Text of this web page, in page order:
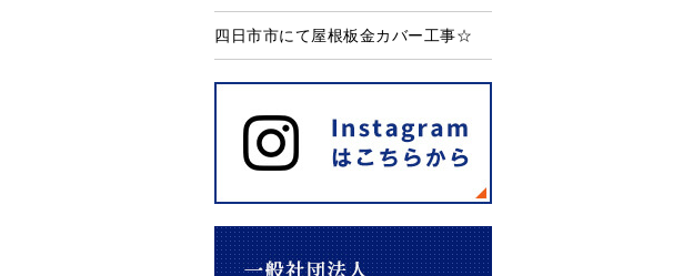
四日市市にて屋根板金カバー工事☆